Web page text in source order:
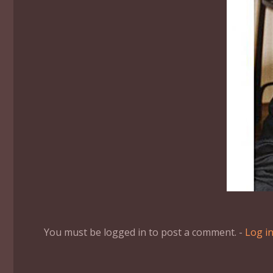
You must be logged in to post a comment. - Log in